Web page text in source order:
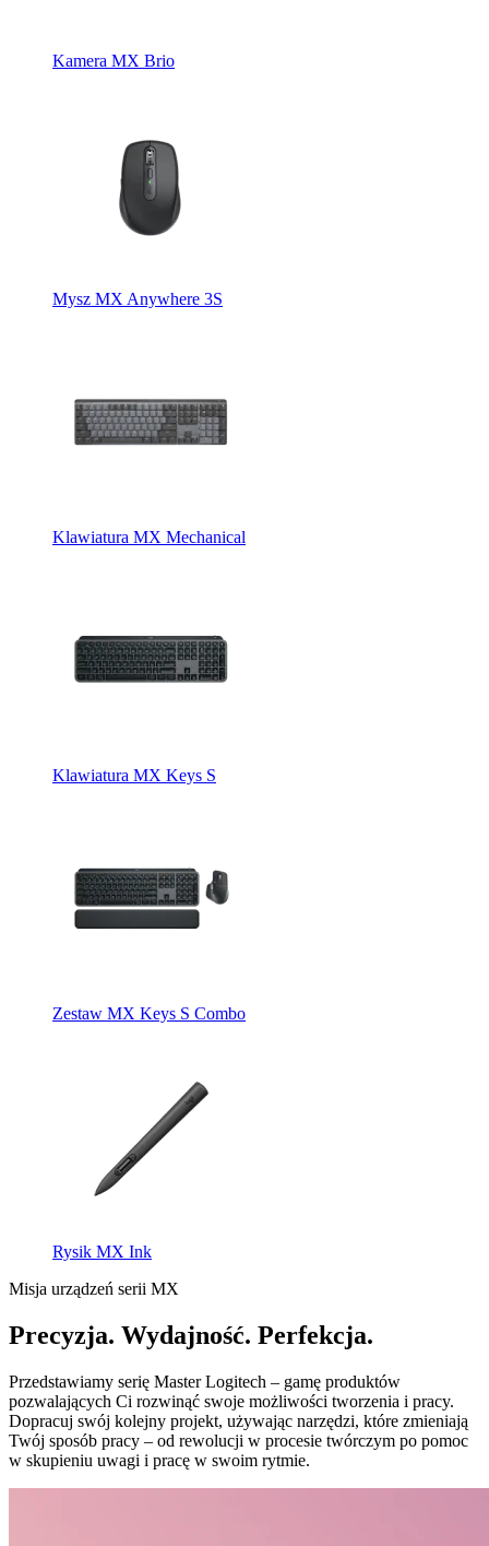
Kamera MX Brio
Mysz MX Anywhere 3S
Klawiatura MX Mechanical
Klawiatura MX Keys S
Zestaw MX Keys S Combo
Rysik MX Ink
Misja urządzeń serii MX
Precyzja. Wydajność. Perfekcja.
Przedstawiamy serię Master Logitech – gamę produktów
pozwalających Ci rozwinąć swoje możliwości tworzenia i pracy.
Dopracuj swój kolejny projekt, używając narzędzi, które zmieniają
Twój sposób pracy – od rewolucji w procesie twórczym po pomoc
w skupieniu uwagi i pracę w swoim rytmie.